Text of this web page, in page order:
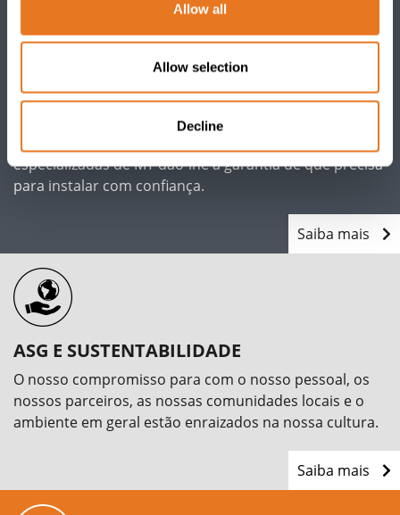
Allow all
Allow selection
Decline
A Qualidade e a Conformidade importam. O nosso
laboratório de nível mundial com certificação ISO/IEC
especializadas de MT dão-lhe a garantia de que precisa
para instalar com confiança.
Saiba mais
ASG E SUSTENTABILIDADE
O nosso compromisso para com o nosso pessoal, os
nossos parceiros, as nossas comunidades locais e o
ambiente em geral estão enraizados na nossa cultura.
Saiba mais